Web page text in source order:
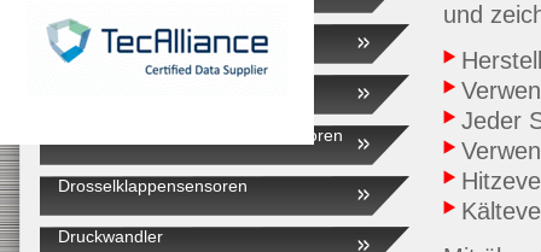
Ansauglufttemperatursensoren
Automatikgetriebe-Drehzahlsensoren
Drosselklappensensoren
Druckwandler
und
Jeder